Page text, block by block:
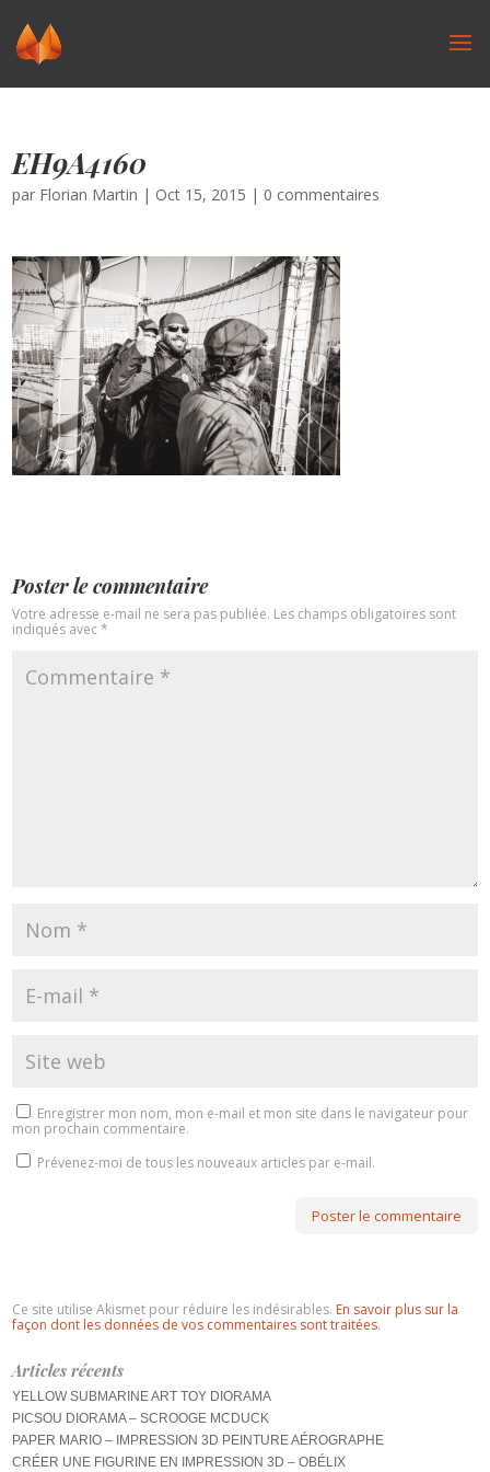
EH9A4160
par Florian Martin | Oct 15, 2015 | 0 commentaires
Poster le commentaire
Votre adresse e-mail ne sera pas publiée. Les champs obligatoires sont
indiqués avec*
Enregistrer mon nom, mon e-mail et mon site dans le navigateur pour
mon prochain commentaire.
Prévenez-moi de tous les nouveaux articles par e-mail.
Ce site utilise Akismet pour réduire les indésirables. En savoir plus sur la
façon dont les données de vos commentaires sont traitées.
Articles récents
YELLOW SUBMARINE ART TOY DIORAMA
PICSOU DIORAMA – SCROOGE MCDUCK
PAPER MARIO – IMPRESSION 3D PEINTURE AÉROGRAPHE
CRÉER UNE FIGURINE EN IMPRESSION 3D – OBÉLIX